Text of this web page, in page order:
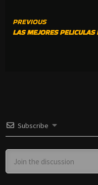
CONTINUE
READING
PREVIOUS
LAS MEJORES
Subscribe